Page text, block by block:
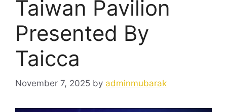
Taiwan Pavilion
Presented By
Taicca
November 7, 2025 by adminmubarak